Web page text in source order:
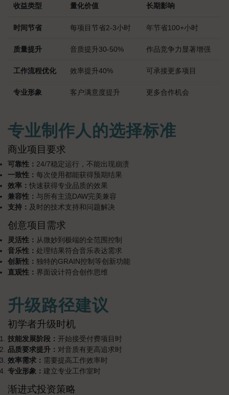
收益类型 量化价值 长期影响
时间节省 每项目节省2-3小时 年节省100+小时
质量提升 音质提升30-50% 作品竞争力显著增强
工作流程优化 效率提升40% 可承接更多项目
专业形象 客户满意度提升 更多合作机会
专业制作人的选择标准
商业项目要求
可靠性： 24/7稳定运行，不能出现崩溃
一致性： 每次使用都能获得预期结果
效率： 快速获得专业品质的效果
兼容性： 与所有主流DAW完美兼容
支持： 及时的技术支持和问题解决
创意项目需求
灵活性： 从微妙到极端的全范围控制
音乐性： 处理结果符合音乐表达需求
创新性： 独特的GRAIN控制等创新功能
直观性： 界面设计符合创作思维
升级路径建议
初学者升级时机
技能发展阶段： 开始接受付费项目时
品质要求提升： 对音质有更高追求时
效率需求： 需要提高工作效率时
专业形象： 建立专业工作室时
渐进式投资策略